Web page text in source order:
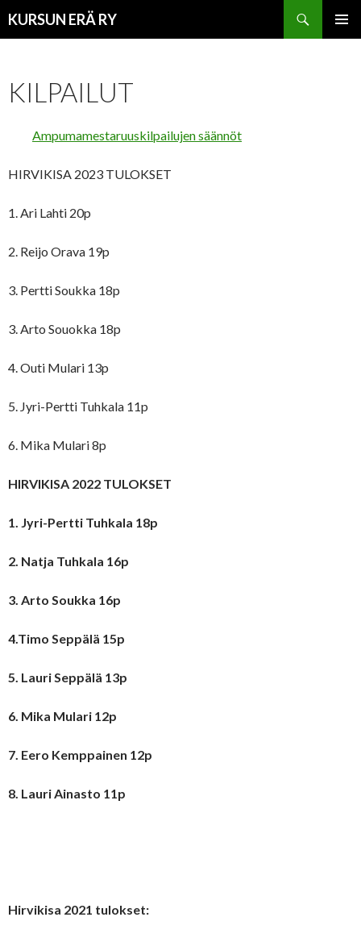
KURSUN ERÄ RY
KILPAILUT
Ampumamestaruuskilpailujen säännöt
HIRVIKISA 2023 TULOKSET
1. Ari Lahti 20p
2. Reijo Orava 19p
3. Pertti Soukka 18p
3. Arto Souokka 18p
4. Outi Mulari 13p
5. Jyri-Pertti Tuhkala 11p
6. Mika Mulari 8p
HIRVIKISA 2022 TULOKSET
1. Jyri-Pertti Tuhkala 18p
2. Natja Tuhkala 16p
3. Arto Soukka 16p
4.Timo Seppälä 15p
5. Lauri Seppälä 13p
6. Mika Mulari 12p
7. Eero Kemppainen 12p
8. Lauri Ainasto 11p
Hirvikisa 2021 tulokset: